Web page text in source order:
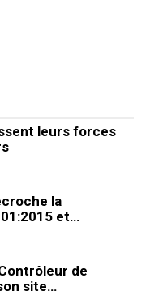
leurs forces
la
et…
de
site…